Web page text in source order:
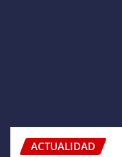
ACTUALIDAD